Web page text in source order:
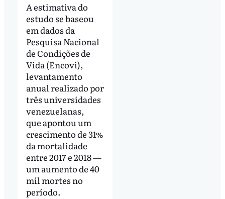
A estimativa do
estudo se baseou
em dados da
Pesquisa Nacional
de Condições de
Vida (Encovi),
levantamento
anual realizado por
três universidades
venezuelanas,
que apontou um
crescimento de 31%
da mortalidade
entre 2017 e 2018 —
um aumento de 40
mil mortes no
período.